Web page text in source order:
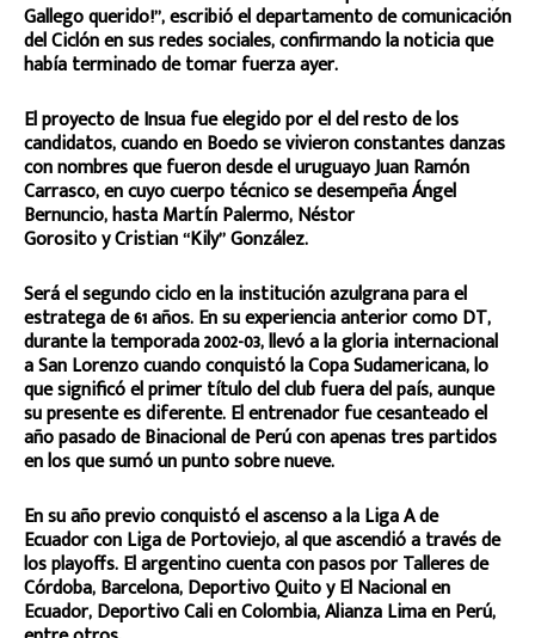
Gallego querido!”, escribió el departamento de comunicación
del Ciclón en sus redes sociales, confirmando la noticia que
había terminado de tomar fuerza ayer.
El proyecto de Insua fue elegido por el del resto de los
candidatos, cuando en Boedo se vivieron constantes danzas
con nombres que fueron desde el uruguayo Juan Ramón
Carrasco, en cuyo cuerpo técnico se desempeña Ángel
Bernuncio, hasta Martín Palermo, Néstor
Gorosito y Cristian “Kily” González.
Será el segundo ciclo en la institución azulgrana para el
estratega de 61 años. En su experiencia anterior como DT,
durante la temporada 2002-03, llevó a la gloria internacional
a San Lorenzo cuando conquistó la Copa Sudamericana, lo
que significó el primer título del club fuera del país, aunque
su presente es diferente. El entrenador fue cesanteado el
año pasado de Binacional de Perú con apenas tres partidos
en los que sumó un punto sobre nueve.
En su año previo conquistó el ascenso a la Liga A de
Ecuador con Liga de Portoviejo, al que ascendió a través de
los playoffs. El argentino cuenta con pasos por Talleres de
Córdoba, Barcelona, Deportivo Quito y El Nacional en
Ecuador, Deportivo Cali en Colombia, Alianza Lima en Perú,